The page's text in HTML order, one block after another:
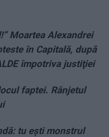
Moartea Alexandrei
în Capitală, după
împotriva justiţiei
faptei. Rânjetul
tu ești monstrul